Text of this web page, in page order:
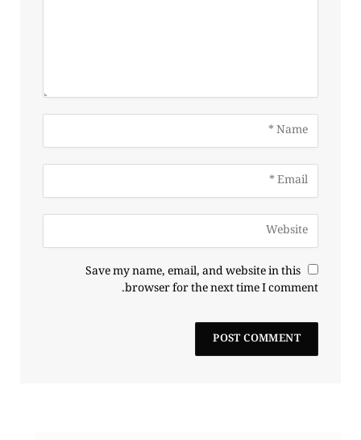
Save my name, email, and website in this
browser for the next time I comment.